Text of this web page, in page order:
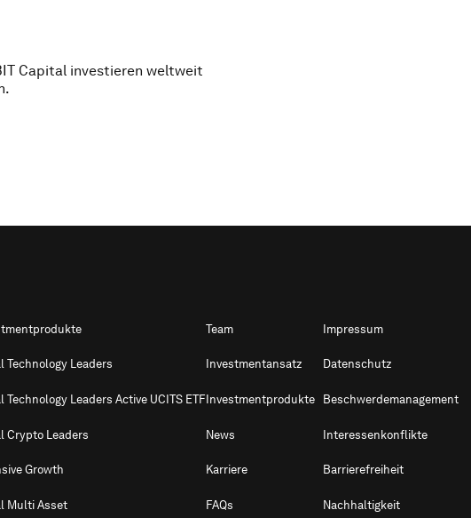
Capital investieren weltweit
Technology Leaders
Technology Leaders Active UCITS ETF
Crypto Leaders
Growth
Multi Asset
Team
Investmentansatz
Investmentprodukte
News
Karriere
FAQs
Impressum
Datenschutz
Beschwerdemanagement
Interessenkonflikte
Barrierefreiheit
Nachhaltigkeit